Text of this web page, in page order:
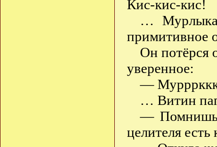
Кис-кис-кис!
… Мурлыка
примитивное
Он потёрся
уверенное:
—
… Витин
— Помнишь,
целителя